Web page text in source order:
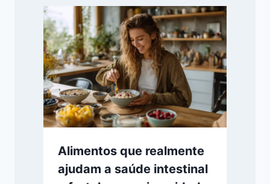
Alimentos que realmente
ajudam a saúde intestinal